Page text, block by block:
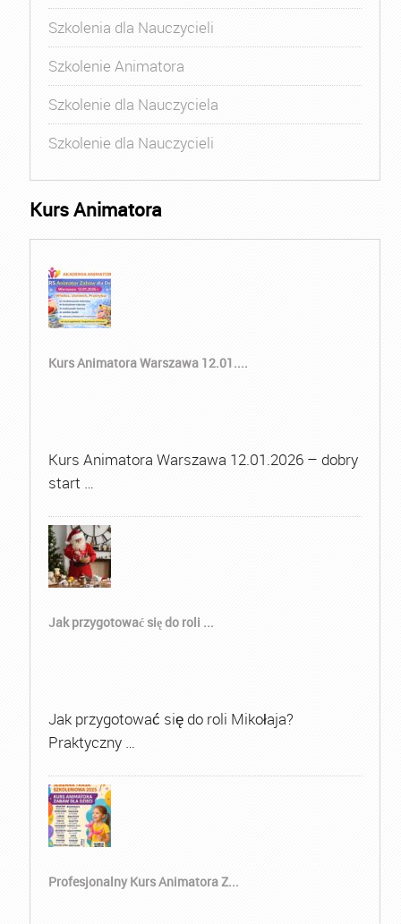
Szkolenia dla Nauczycieli
Szkolenie Animatora
Szkolenie dla Nauczyciela
Szkolenie dla Nauczycieli
Kurs Animatora
Kurs Animatora Warszawa 12.01....
Kurs Animatora Warszawa 12.01.2026 – dobry
start …
Jak przygotować się do roli ...
Jak przygotować się do roli Mikołaja?
Praktyczny …
Profesjonalny Kurs Animatora Z...